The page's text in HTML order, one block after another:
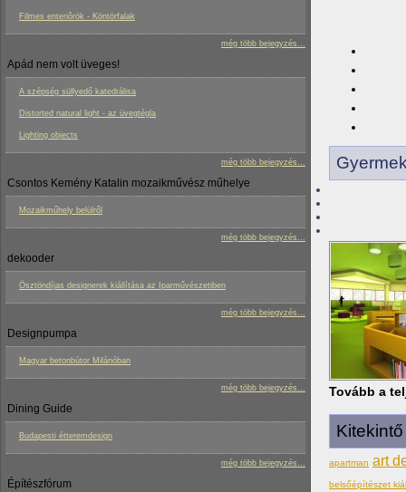
Filmes enteriôrök - Köntörfalak
még több bejegyzés...
Apád nem volt üveges!
A szépség süllyedő katedrálisa
Distorted natural light - az üvegtégla
Lighting objects
még több bejegyzés...
Csontos Kemény Katalin mozaikművész műhelye
Mozaikműhely belülről
még több bejegyzés...
dekooder
Ösztöndíjas designerek kiállítása az Iparművészetiben
még több bejegyzés...
Designpumpa
Magyar betonbútor Milánóban
még több bejegyzés...
Dining Guide
Budapesti étteremdesign
még több bejegyzés...
Építészfórum
Tovább a
apartman art
belsőépítészet